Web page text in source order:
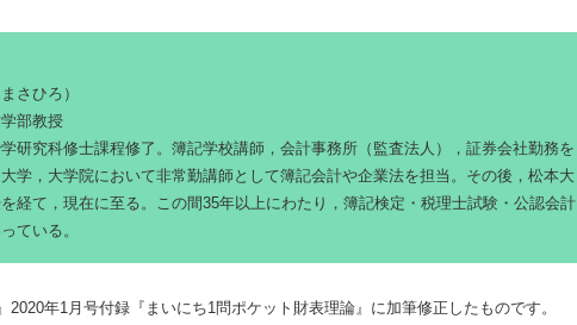
さひろ）
部教授
研究科修士課程修了。簿記学校講師，会計事務所（監査法人），証券会社勤務を
学，大学院において非常勤講師として簿記会計や企業法を担当。その後，松本大
経て，現在に至る。この間35年以上にわたり，簿記検定・税理士試験・公認会計
ている。
2020年1月号付録『まいにち1問ポケット財表理論』に加筆修正したものです。